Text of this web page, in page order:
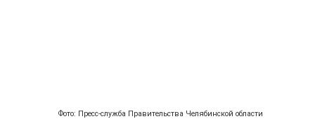
Фото: Пресс-служба Правительства Челябинской области